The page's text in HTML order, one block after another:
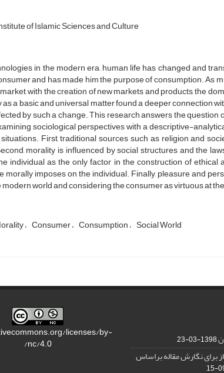
of Islamic Sciences and Culture
in the modern era, human life has changed and
and has made him the purpose of consumption. As
with the creation of new markets and products, the
a basic and universal matter found a deeper connection
by such a change. This research answers the
sociological perspectives with a descriptive-
First, traditional sources such as religion and
morality is influenced by social structures and the
individual as the only factor in the construction of
morally imposes on the individual. Finally, pleasure and
world and considering the consumer as virtuous at
Consumer Consumption Social World
1398-03-23
برای نگارش مقاله براساس
licenses/by-
nc/4.0/